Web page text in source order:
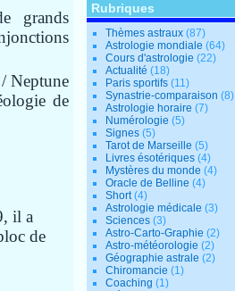
grands
Neptune
de
il a
de
Rubriques
Thèmes astraux (87)
Astrologie mondiale (64)
Cours d'astrologie (22)
Actualité (18)
Paris sportifs (11)
Synastrie-comparaison (8)
Astrologie horaire (7)
Numérologie (5)
Signes (5)
Tarot de Marseille (5)
Livres ésotériques (4)
Mystères du monde (4)
Oracle de Belline (4)
Short(4)
Astrologie médicale (3)
Sciences (3)
Astro-Carto-Graphie (2)
Astro-météorologie (2)
Géographie astrale (2)
Chiromancie (1)
Coaching (1)